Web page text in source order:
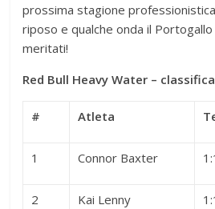
prossima stagione
riposo e qualche onda il
meritati!
Red Bull Heavy Water –
# Atleta
1 Connor Baxter
2 Kai Lenny